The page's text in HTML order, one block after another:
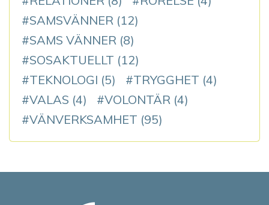
SAMSVÄNNER (12)
SAMS VÄNNER (8)
SOSAKTUELLT (12)
TEKNOLOGI (5) TRYGGHET (4)
VALAS (4) VOLONTÄR (4)
VÄNVERKSAMHET (95)